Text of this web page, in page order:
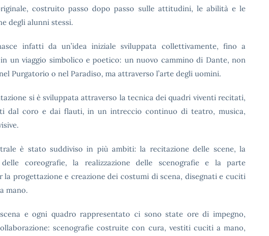
costruito passo dopo passo sulle attitudini, le abilità e le
degli alunni stessi.
infatti da un’idea iniziale sviluppata collettivamente, fino a
un viaggio simbolico e poetico: un nuovo cammino di Dante, non
Purgatorio o nel Paradiso, ma attraverso l’arte degli uomini.
si è sviluppata attraverso la tecnica dei quadri viventi recitati,
dal coro e dai flauti, in un intreccio continuo di teatro, musica,
è stato suddiviso in più ambiti: la recitazione delle scene, la
delle coreografie, la realizzazione delle scenografie e la parte
la progettazione e creazione dei costumi di scena, disegnati e cuciti
mano.
e ogni quadro rappresentato ci sono state ore di impegno,
scenografie costruite con cura, vestiti cuciti a mano,